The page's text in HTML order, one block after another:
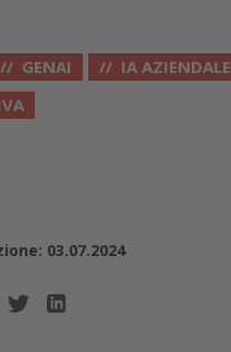
GENAI
IA AZIENDALE
03.07.2024